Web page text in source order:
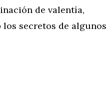
de valentía,
secretos de algunos